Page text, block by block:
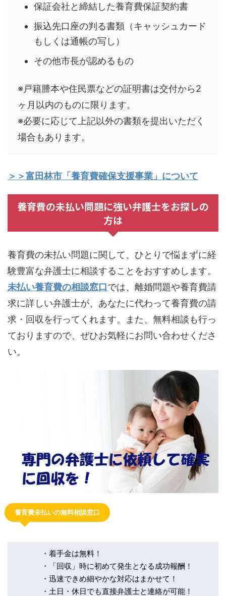
保証会社と締結した養育費保証契約書
振込先口座の判る書類（キャッシュカード
もしくは通帳の写し）
その他市長が認めるもの
※戸籍謄本や住民票などの証明書は交付から2
ヶ月以内のものに限ります。
※必要に応じて上記以外の書類を提出いただく
場合もあります。
＞＞富田林市「養育費確保支援事業」について
養育費の未払い問題に強い弁護士をお探しの
方は
養育費の未払い問題に関して、ひとりで悩まずに経
験豊富な弁護士に相談することをおすすめします。
未払い養育費の相談窓口では、離婚問題や養育費請
求に詳しい弁護士が、あなたに代わって養育費の請
求・回収を行ってくれます。また、無料相談も行っ
ておりますので、ぜひお気軽にお問い合わせくださ
い。
養育費未払いの無料相談窓口
・着手金は無料！
・「回収」時に初めて発生となる成功報酬！
・迅速できめ細やかな対応はまかせて！
・土日・休日でも直接弁護士と連絡が可能！